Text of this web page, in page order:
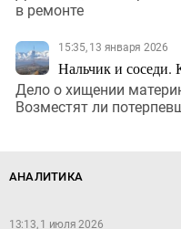
в ремонте
15:35, 13 января 2026
Нальчик и соседи.
Дело о хищении
Возместят ли
АНАЛИТИКА
13:13, 1 июля 2026